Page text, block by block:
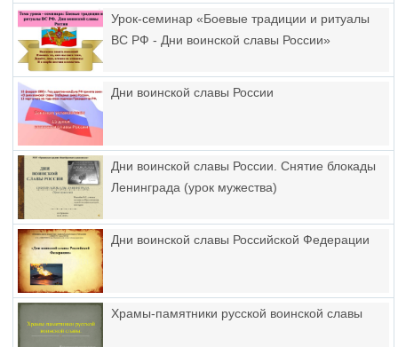
Урок-семинар «Боевые традиции и ритуалы
ВС РФ - Дни воинской славы России»
Дни воинской славы России
Дни воинской славы России. Снятие блокады
Ленинграда (урок мужества)
Дни воинской славы Российской Федерации
Храмы-памятники русской воинской славы